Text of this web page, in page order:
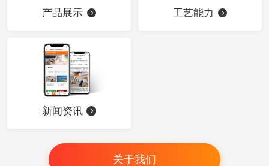
产品展示 工艺能力
新闻资讯
关于我们